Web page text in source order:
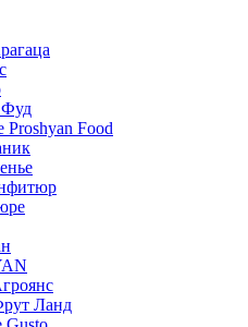
Фуд
Proshyan Food
Ланд